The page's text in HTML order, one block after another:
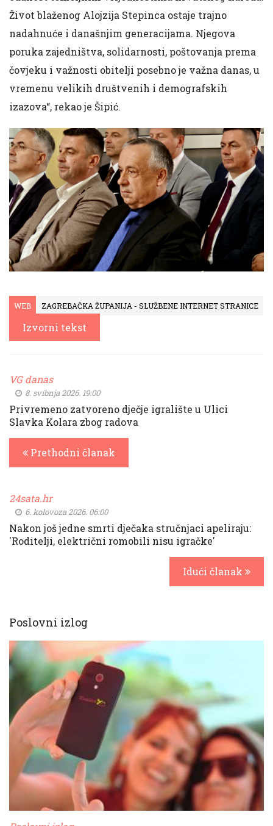
Život blaženog Alojzija Stepinca ostaje trajno
nadahnuće i današnjim generacijama. Njegova
poruka zajedništva, solidarnosti, poštovanja prema
čovjeku i važnosti obitelji posebno je važna danas, u
vremenu velikih društvenih i demografskih
izazova“, rekao je Šipić.
WEB ZAGREBAČKA ŽUPANIJA - SLUŽBENE INTERNET STRANICE
Izvorni tekst
VG danas
8. svibnja 2026. 19:00
Privremeno zatvoreno dječje igralište u Ulici
Slavka Kolara zbog radova
Prethodni članak
24sata.hr
6. kolovoza 2026. 06:00
Nakon još jedne smrti dječaka stručnjaci apeliraju:
'Roditelji, električni romobili nisu igračke'
Idući članak
Poslovni izlog